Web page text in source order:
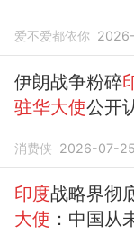
爱不爱都依你
伊朗战争粉碎
驻华大使公开
消费侠 2026-07-25
印度战略界彻
大使 ：中国从